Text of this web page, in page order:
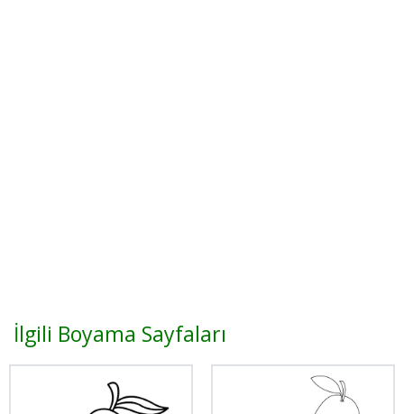
İlgili Boyama Sayfaları